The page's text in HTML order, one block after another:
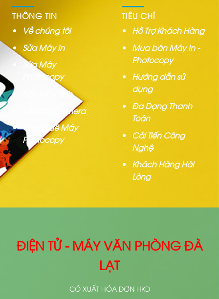
THÔNG TIN
Về chúng tôi
Sửa Máy In
Sửa Máy
Photocopy
Sửa Máy Tính
Lắp đặt Camera
Cho Thuê Máy
Photocopy
TIÊU CHÍ
Hỗ Trợ Khách Hàng
Mua bán Máy In -
Photocopy
Hướng dẫn sử
dụng
Đa Dạng Thanh
Toán
Cải Tiến Công
Nghệ
Khách Hàng Hài
Lòng
ĐIỆN TỬ - MÁY VĂN PHÒNG ĐÀ
LẠT
CÓ XUẤT HÓA ĐƠN HKD